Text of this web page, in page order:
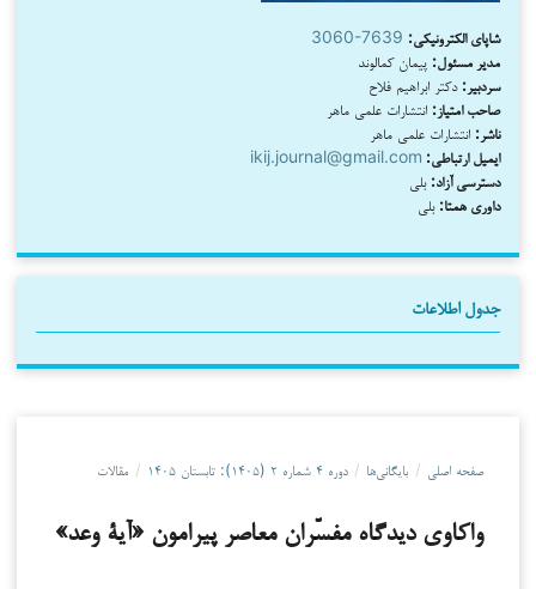
شاپای الکترونیکی: 3060-7639
مدیر مسئول: پیمان کمالوند
سردبیر: دکتر ابراهیم فلاح
صاحب امتیاز: انتشارات علمی ماهر
ناشر: انتشارات علمی ماهر
ایمیل ارتباطی: ikij.journal@gmail.com
دسترسی آزاد: بلی
داوری همتا: بلی
جدول اطلاعات
صفحه اصلی / بایگانی‌ها / دوره ۴ شماره ۲ (۱۴۰۵): تابستان ۱۴۰۵ / مقالات
واکاوی دیدگاه مفسّران معاصر پیرامون «آیۀ وعد»